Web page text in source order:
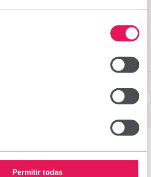
Permitir todas
de oportunidades.